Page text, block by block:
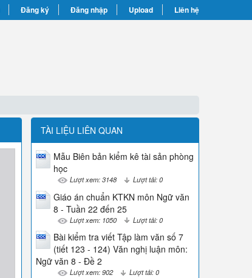
Đăng ký Đăng nhập Upload Liên hệ
TÀI LIỆU LIÊN QUAN
Mẫu Biên bản kiểm kê tài sản phòng
học
Lượt xem: 3148 Lượt tải: 0
Giáo án chuẩn KTKN môn Ngữ văn
8 - Tuần 22 đến 25
Lượt xem: 1050 Lượt tải: 0
Bài kiểm tra viết Tập làm văn số 7
(tiết 123 - 124) Văn nghị luận môn:
Ngữ văn 8 - Đề 2
Lượt xem: 902 Lượt tải: 0